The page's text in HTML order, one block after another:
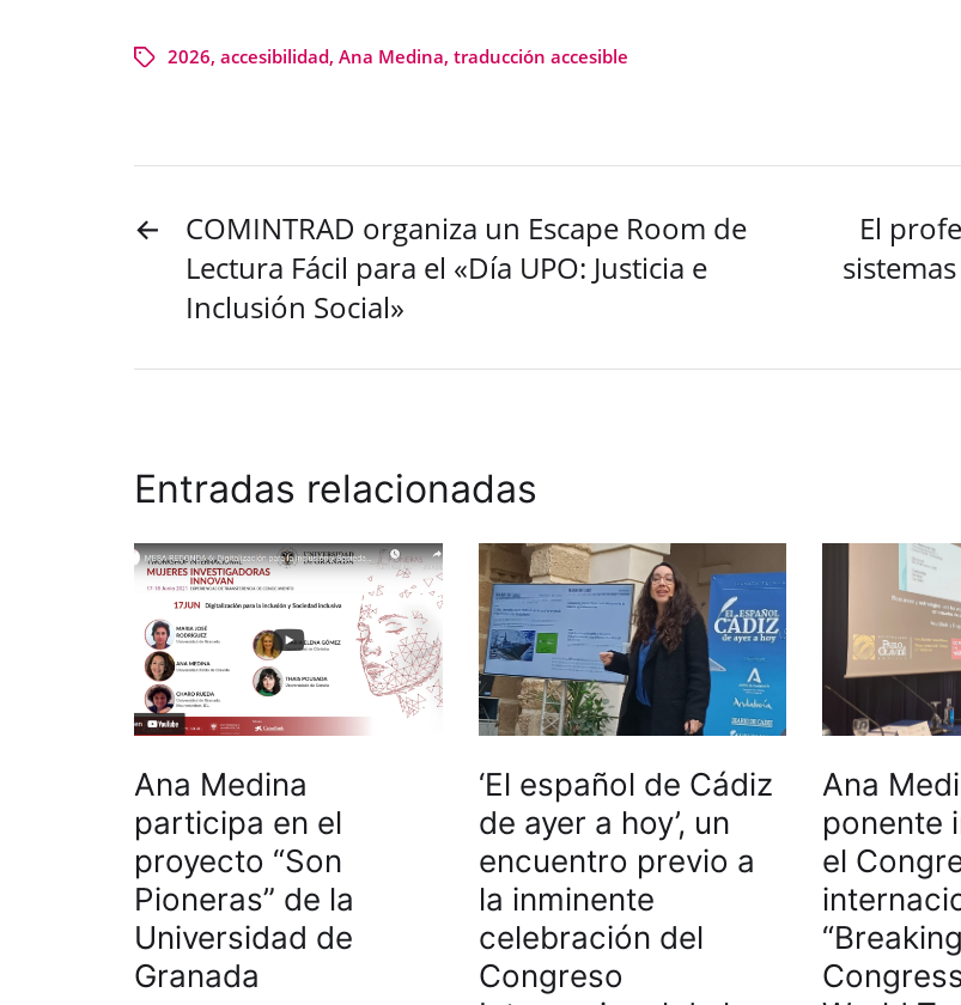
2026, accesibilidad, Ana Medina, traducción accesible
←
COMINTRAD organiza un Escape Room de
Lectura Fácil para el «Día UPO: Justicia e
Inclusión Social»
El
Entradas relacionadas
Ana Medina
participa en el
proyecto “Son
Pioneras” de la
Universidad de
Granada
‘El español de Cádiz
de ayer a hoy’, un
encuentro previo a
la inminente
celebración del
Congreso
Ana
ponente
el